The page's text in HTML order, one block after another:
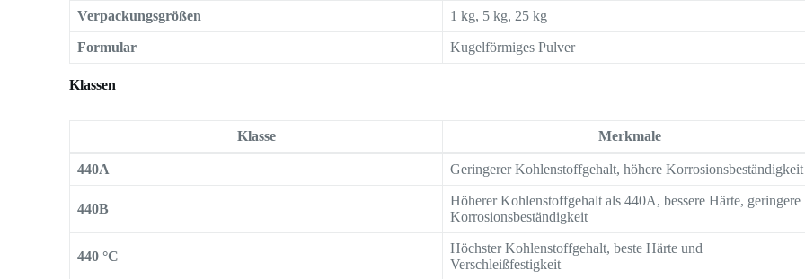
Verpackungsgrößen 1 kg, 5 kg, 25 kg
Formular Kugelförmiges Pulver
Klassen
Klasse Merkmale
440A Geringerer Kohlenstoffgehalt, höhere Korrosionsbeständigkeit
440B
Höherer Kohlenstoffgehalt als 440A, bessere Härte, geringere
Korrosionsbeständigkeit
440 °C
Höchster Kohlenstoffgehalt, beste Härte und
Verschleißfestigkeit